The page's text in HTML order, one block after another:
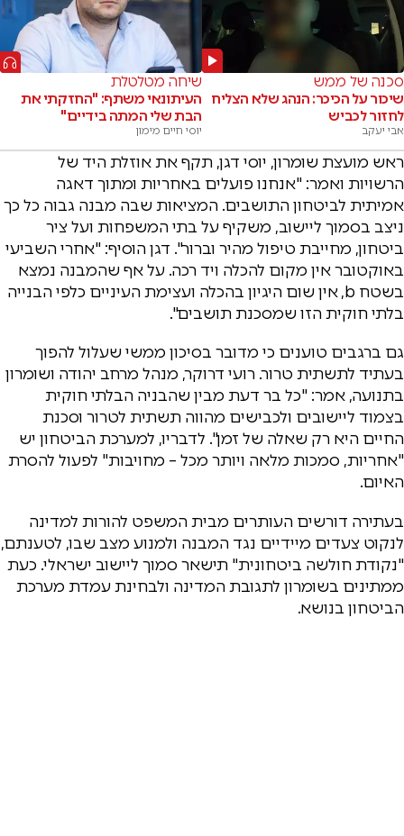
סכנה של ממש
שיכור על הכיכר: הנהג שלא הצליח
לחזור לכביש
אבי יעקב
שיחה מטלטלת
העיתונאי משתף: "החזקתי את
הבת שלי המתה בידיים"
יוסי חיים מימון
ראש מועצת שומרון, יוסי דגן, תקף את אוזלת היד של
הרשויות ואמר: "אנחנו פועלים באחריות ומתוך דאגה
אמיתית לביטחון התושבים. המציאות שבה מבנה גבוה כל כך
ניצב בסמוך ליישוב, משקיף על בתי המשפחות ועל ציר
ביטחון, מחייבת טיפול מהיר וברור". דגן הוסיף: "אחרי השביעי
באוקטובר אין מקום להכלה ויד רכה. על אף שהמבנה נמצא
בשטח b, אין שום היגיון בהכלה ועצימת העיניים כלפי הבנייה
בלתי חוקית הזו שמסכנת תושבים".
גם ברגבים טוענים כי מדובר בסיכון ממשי שעלול להפוך
בעתיד לתשתית טרור. רועי דרוקר, מנהל מרחב יהודה ושומרון
בתנועה, אמר: "כל בר דעת מבין שהבניה הבלתי חוקית
בצמוד ליישובים ולכבישים מהווה תשתית לטרור וסכנת
החיים היא רק שאלה של זמן". לדבריו, למערכת הביטחון יש
"אחריות, סמכות מלאה ויותר מכל – מחויבות" לפעול להסרת
האיום.
בעתירה דורשים העותרים מבית המשפט להורות למדינה
לנקוט צעדים מיידיים נגד המבנה ולמנוע מצב שבו, לטענתם,
"נקודת חולשה ביטחונית" תישאר סמוך ליישוב ישראלי. כעת
ממתינים בשומרון לתגובת המדינה ולבחינת עמדת מערכת
הביטחון בנושא.